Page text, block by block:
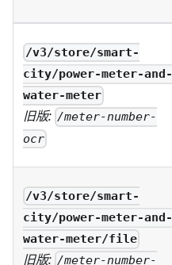
/v3/store/smart-
city/power-meter-and-
water-meter
旧版: /meter-number-
ocr
/v3/store/smart-
city/power-meter-and-
water-meter/file
旧版: /meter-number-